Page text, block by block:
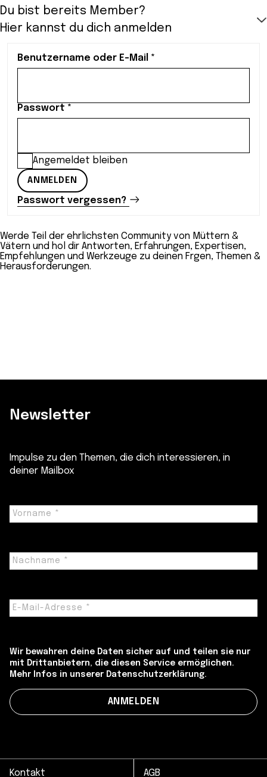
Du bist bereits Member?
Hier kannst du dich anmelden
Benutzername oder E-Mail *
Passwort *
Angemeldet bleiben
ANMELDEN
Passwort vergessen?
Werde Teil der ehrlichsten Community von Müttern &
Vätern und hol dir Antworten, Erfahrungen, Expertisen,
Empfehlungen und Werkzeuge zu deinen Frgen, Themen &
Herausforderungen.
Newsletter
Impulse zu den Themen, die dich interessieren, in
deiner Mailbox
Wir bewahren deine Daten sicher auf und teilen sie nur
mit Drittanbietern, die diesen Service ermöglichen.
Mehr Infos in unserer Datenschutzerklärung.
Kontakt AGB